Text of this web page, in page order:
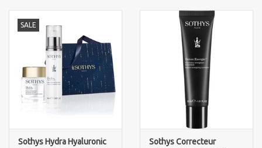
Merken
SALE
Sothys Hydra Hyaluronic
Sothys Correcteur